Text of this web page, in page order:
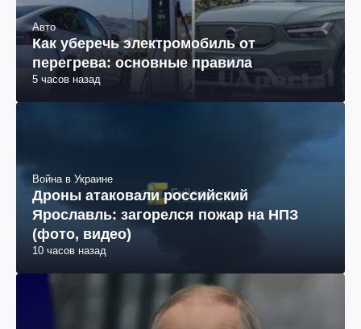
Авто
Как уберечь электромобиль от
перегрева: основные правила
5 часов назад
Война в Украине
Дроны атаковали российский
Ярославль: загорелся пожар на НПЗ
(фото, видео)
10 часов назад